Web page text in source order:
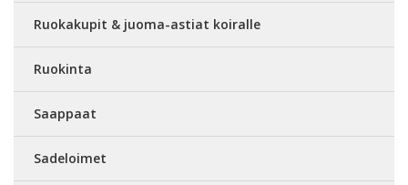
Ruokakupit & juoma-astiat koiralle
Ruokinta
Saappaat
Sadeloimet